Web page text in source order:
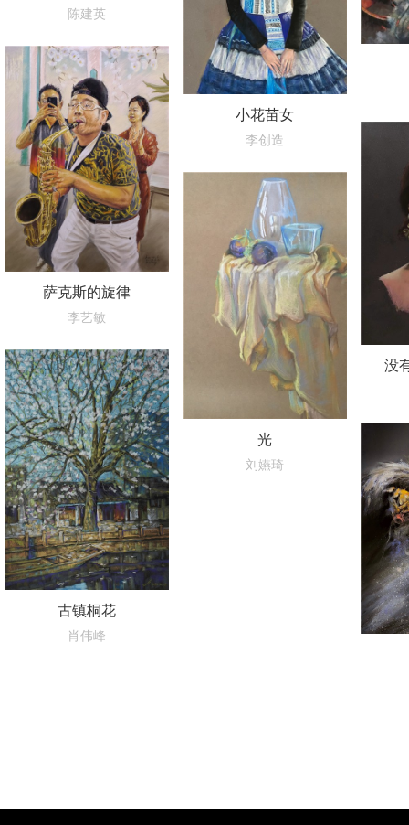
陈建英
小花苗女
李创造
萨克斯的旋律
李艺敏
没
光
刘嬿琦
古镇桐花
肖伟峰